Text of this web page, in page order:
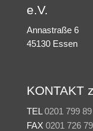
e.V.
Annastraße 6
45130 Essen
KONTAKT
TEL 0201 799 89
FAX 0201 726